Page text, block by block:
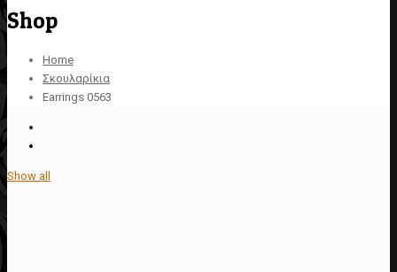
Shop
Home
Σκουλαρίκια
Earrings 0563
Show all